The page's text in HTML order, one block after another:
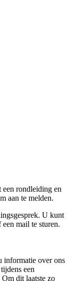
een rondleiding en
aan te melden.
U kunt
mail te sturen.
informatie over ons
een
dit laatste zo